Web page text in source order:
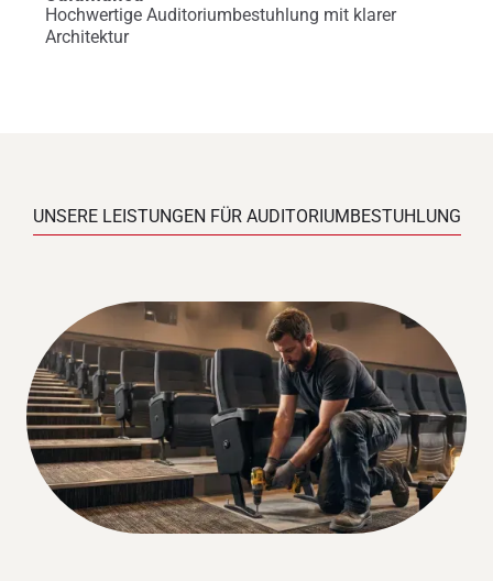
Hochwertige Auditoriumbestuhlung mit klarer
Architektur
UNSERE LEISTUNGEN FÜR AUDITORIUMBESTUHLUNG